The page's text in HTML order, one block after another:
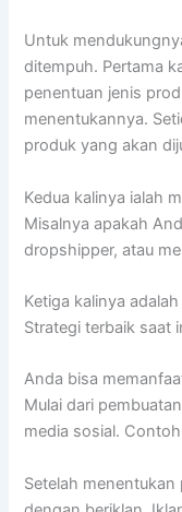
Untuk
ditempuh. Pertama
penentuan jenis
menentukannya.
produk yang akan
Kedua kalinya ialah
Misalnya apakah
dropshipper, atau
Ketiga kalinya
Strategi terbaik saat
Anda bisa
Mulai dari
media sosial.
Setelah